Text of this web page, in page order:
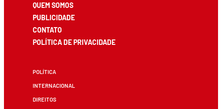
QUEM SOMOS
PUBLICIDADE
CONTATO
POLÍTICA DE PRIVACIDADE
POLÍTICA
INTERNACIONAL
DIREITOS